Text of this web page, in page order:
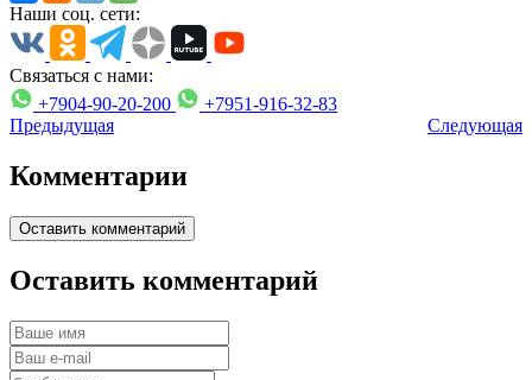
Наши соц. сети:
Связаться с нами:
+7904-90-20-200
+7951-916-32-83
Предыдущая
Следующая
Комментарии
Оставить комментарий
Оставить комментарий